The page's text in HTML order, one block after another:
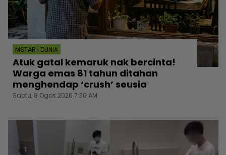
MSTAR | DUNIA
Atuk gatal kemaruk nak bercinta!
Warga emas 81 tahun ditahan
menghendap ‘crush’ seusia
Sabtu, 8 Ogos 2026 7:30 AM